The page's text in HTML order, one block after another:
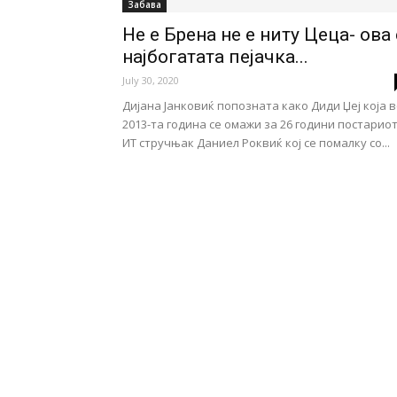
Забава
Не е Брена не е ниту Цеца- ова
најбогатата пејачка...
July 30, 2020
Дијана Јанковиќ попозната како Диди Џеј која
2013-та година се омажи за 26 години постариот
ИТ стручњак Даниел Роквиќ кој се помалку со...